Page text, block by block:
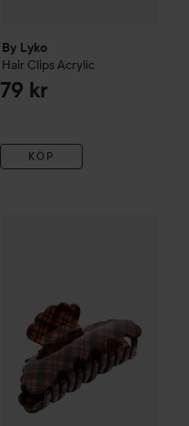
By Lyko
Hair Clips Acrylic
79 kr
KÖP